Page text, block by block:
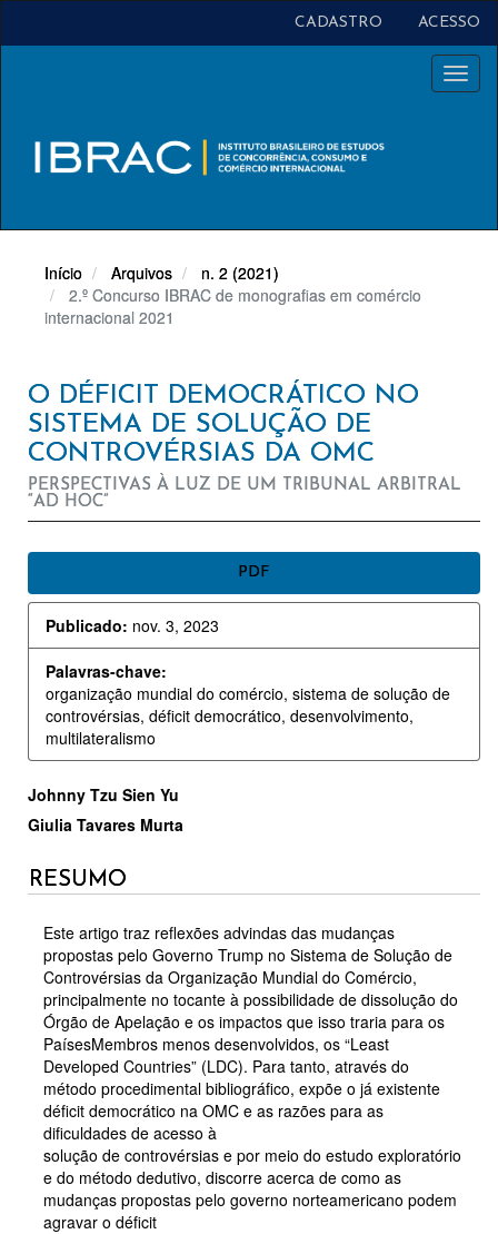
CADASTRO ACESSO
Início Arquivos
n. 2 (2021)
2.º Concurso IBRAC de monografias em comércio
internacional 2021
O DÉFICIT DEMOCRÁTICO NO
SISTEMA DE SOLUÇÃO DE
CONTROVÉRSIAS DA OMC
PERSPECTIVAS À LUZ DE UM TRIBUNAL ARBITRAL
“AD HOC”
LATERAL
DE
ARTIGOS
PDF
Publicado: nov. 3, 2023
Palavras-chave:
organização mundial do comércio, sistema de solução de
controvérsias, déficit democrático, desenvolvimento,
multilateralismo
CONTEÚDO
DO
ARTIGO
Johnny Tzu Sien Yu
Giulia Tavares Murta
RESUMO
Este artigo traz reflexões advindas das mudanças
propostas pelo Governo Trump no Sistema de Solução de
Controvérsias da Organização Mundial do Comércio,
principalmente no tocante à possibilidade de dissolução do
Órgão de Apelação e os impactos que isso traria para os
PaísesMembros menos desenvolvidos, os “Least
Developed Countries” (LDC). Para tanto, através do
método procedimental bibliográfico, expõe o já existente
déficit democrático na OMC e as razões para as
dificuldades de acesso à
solução de controvérsias e por meio do estudo exploratório
e do método dedutivo, discorre acerca de como as
mudanças propostas pelo governo norteamericano podem
agravar o déficit